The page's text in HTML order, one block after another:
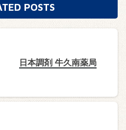
POSTS
日本調剤 牛久南薬局